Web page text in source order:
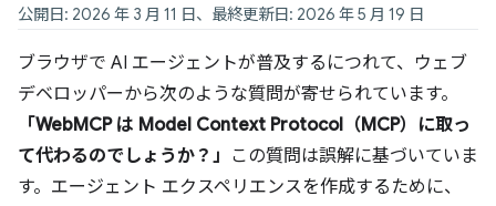
公開日: 2026 年 3 月 11 日、最終更新日: 2026 年 5 月 19 日
ブラウザで AI エージェントが普及するにつれて、ウェブ
デベロッパーから次のような質問が寄せられています。
「WebMCP は Model Context Protocol（MCP）に取っ
て代わるのでしょうか？」
この質問は誤解に基づいていま
す。エージェント エクスペリエンスを作成するために、